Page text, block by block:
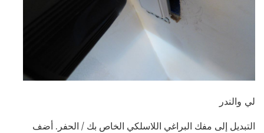
لي والندر
التبديل إلى مفك البراغي اللاسلكي الخاص بك / الحفر. أضف